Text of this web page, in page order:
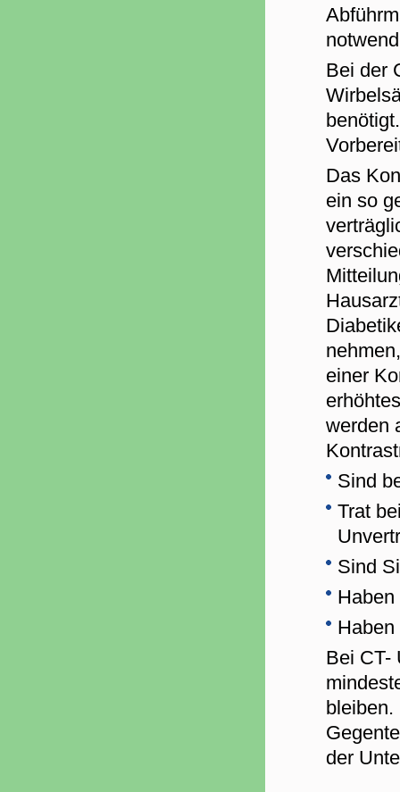
Bei der
Das
ein so
einer
werden
Sind
Trat
Sind
Bei CT-
bleiben.
der